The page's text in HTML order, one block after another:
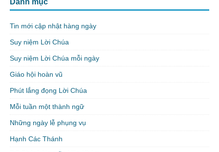
Tin mới cập nhật hàng ngày
Suy niệm Lời Chúa
Suy niệm Lời Chúa mỗi ngày
Giáo hội hoàn vũ
Phút lắng đọng Lời Chúa
Mỗi tuần một thành ngữ
Những ngày lễ phụng vụ
Hạnh Các Thánh